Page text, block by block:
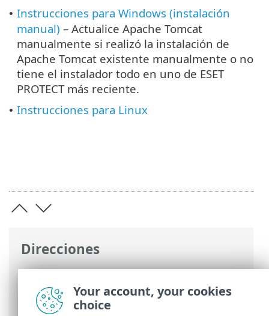
Direcciones
Ayuda en línea de ESET>ESET PROTECT
On-Prem
>Actualizar> Actualizar Apache
Tomcat
• Instrucciones para Windows (instalación
manual) – Actualice Apache Tomcat
manualmente si realizó la instalación de
Apache Tomcat existente manualmente o no
tiene el instalador todo en uno de ESET
PROTECT más reciente.
• Instrucciones para Linux
Your account, your cookies
choice